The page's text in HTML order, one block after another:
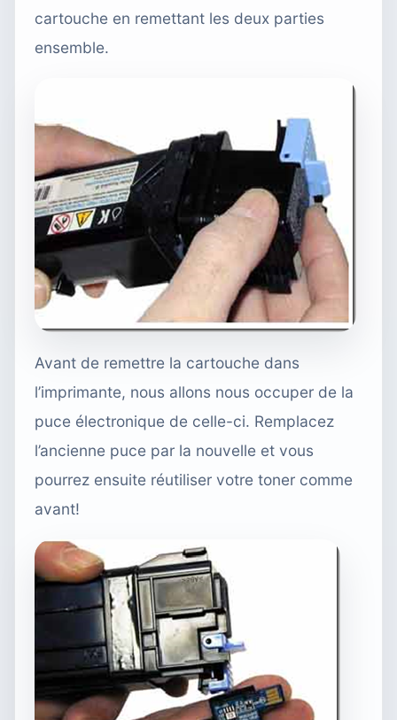
cartouche en remettant les deux parties
ensemble.
Avant de remettre la cartouche dans
l’imprimante, nous allons nous occuper de la
puce électronique de celle-ci. Remplacez
l’ancienne puce par la nouvelle et vous
pourrez ensuite réutiliser votre toner comme
avant!